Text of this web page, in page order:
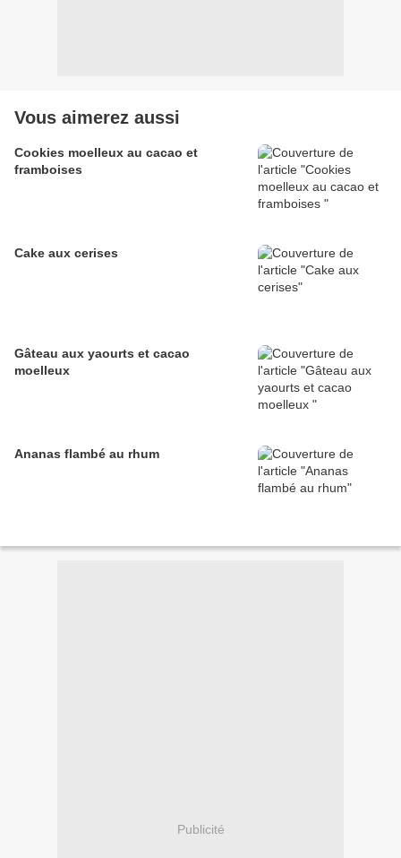
Vous aimerez aussi
Cookies moelleux au cacao et
framboises
Cake aux cerises
Gâteau aux yaourts et cacao
moelleux
Ananas flambé au rhum
Publicité